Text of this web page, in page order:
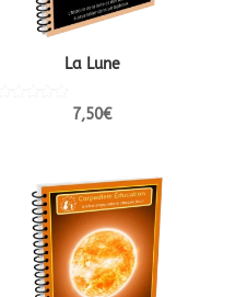
La Lune
7,50€